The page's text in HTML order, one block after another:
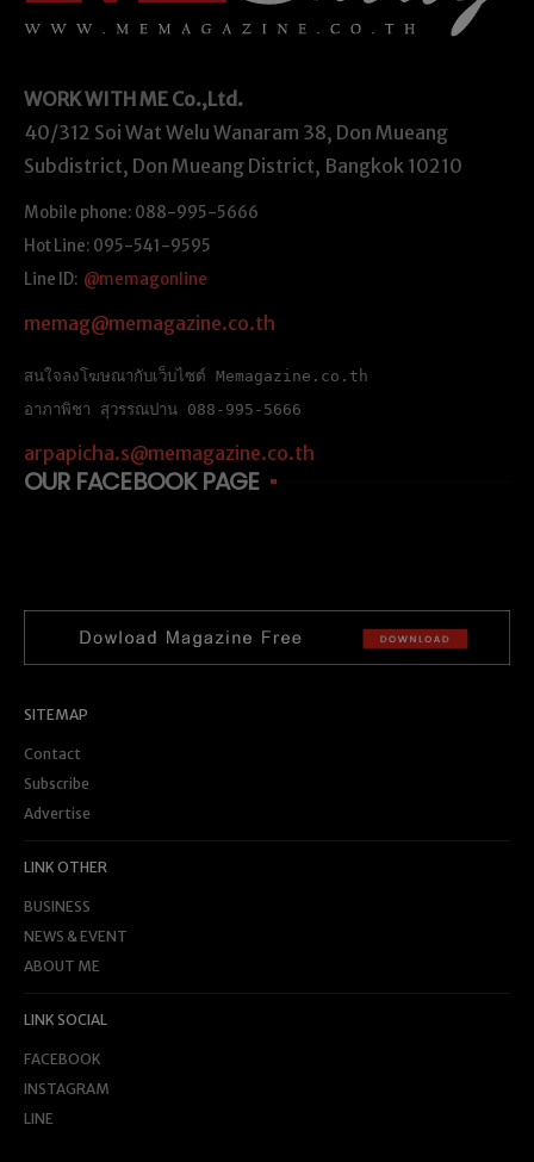
WORK WITH ME Co.,Ltd.
40/312 Soi Wat Welu Wanaram 38, Don Mueang
Subdistrict, Don Mueang District, Bangkok 10210
Mobile phone: 088-995-5666
Hot Line: 095-541-9595
Line ID: @memagonline
memag@memagazine.co.th
สนใจลงโฆษณากับเว็บไซต์ Memagazine.co.th
อาภาพิชา สุวรรณปาน 088-995-5666
arpapicha.s@memagazine.co.th
OUR FACEBOOK PAGE
SITEMAP
Contact
Subscribe
Advertise
LINK OTHER
BUSINESS
NEWS & EVENT
ABOUT ME
LINK SOCIAL
FACEBOOK
INSTAGRAM
LINE